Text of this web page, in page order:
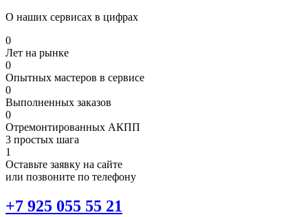
О наших сервисах в цифрах
0
Лет на рынке
0
Опытных мастеров в сервисе
0
Выполненных заказов
0
Отремонтированных АКПП
3 простых шага
1
Оставьте заявку на сайте
или позвоните по телефону
+7 925 055 55 21